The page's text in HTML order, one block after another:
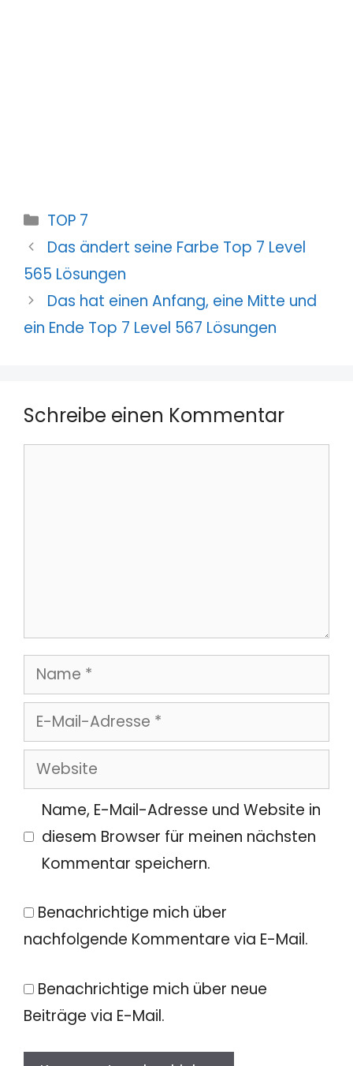
Kategorien
TOP 7
Das ändert seine Farbe Top 7 Level
565 Lösungen
Das hat einen Anfang, eine Mitte und
ein Ende Top 7 Level 567 Lösungen
Schreibe einen Kommentar
Name
E-
Mail-
Adresse
Website
Name, E-Mail-Adresse und Website in
diesem Browser für meinen nächsten
Kommentar speichern.
Benachrichtige mich über
nachfolgende Kommentare via E-Mail.
Benachrichtige mich über neue
Beiträge via E-Mail.